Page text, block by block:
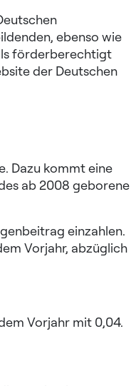
ebenso wie
förderberechtigt
der Deutschen
Dazu kommt eine
ab 2008 geborene
einzahlen.
Vorjahr, abzüglich
Vorjahr mit 0,04.